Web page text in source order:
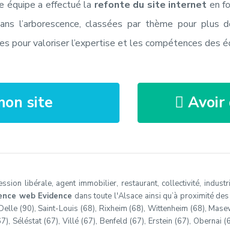
équipe a effectué la refonte du site internet en
l’arborescence, classées par thème pour
pour valoriser l’expertise et les compétences des
site Avoir
libérale, agent immobilier, restaurant, collectivité,
web Evidence dans toute l'Alsace ainsi qu’à proximité
(90), Saint-Louis (68), Rixheim (68), Wittenheim (68),
Séléstat (67), Villé (67), Benfeld (67), Erstein (67), Obernai